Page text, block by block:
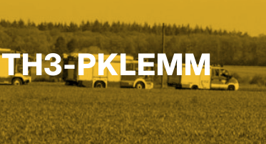
TH3-PKLEMM